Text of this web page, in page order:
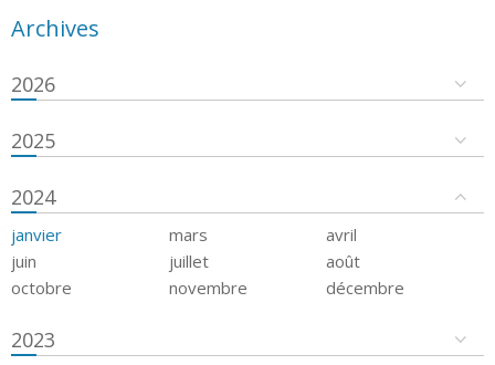
Archives
2026
2025
2024
janvier mars
avril
juin
juillet
août
octobre
novembre décembre
2023